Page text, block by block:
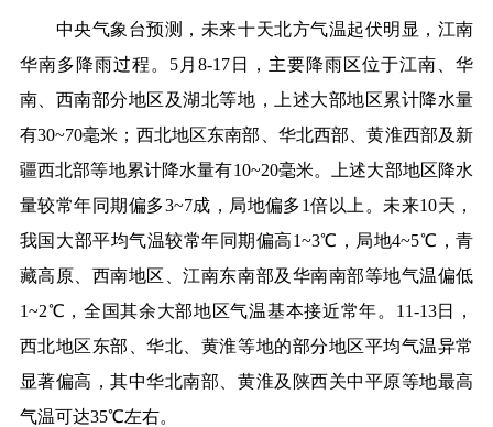
中央气象台预测，未来十天北方气温起伏明显，江南
华南多降雨过程。5月8-17日，主要降雨区位于江南、华
南、西南部分地区及湖北等地，上述大部地区累计降水量
有30~70毫米；西北地区东南部、华北西部、黄淮西部及新
疆西北部等地累计降水量有10~20毫米。上述大部地区降水
量较常年同期偏多3~7成，局地偏多1倍以上。未来10天，
我国大部平均气温较常年同期偏高1~3℃，局地4~5℃，青
藏高原、西南地区、江南东南部及华南南部等地气温偏低
1~2℃，全国其余大部地区气温基本接近常年。11-13日，
西北地区东部、华北、黄淮等地的部分地区平均气温异常
显著偏高，其中华北南部、黄淮及陕西关中平原等地最高
气温可达35℃左右。